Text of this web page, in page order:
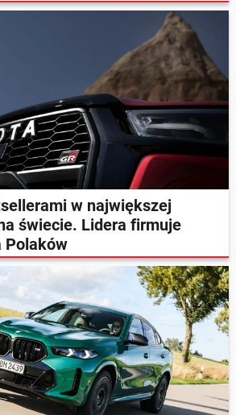
w największej
świecie. Lidera firmuje
Polaków